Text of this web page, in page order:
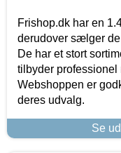
Frishop.dk har en
derudover sælger
De har et stort
tilbyder professionel
Webshoppen er
deres udvalg.
Se